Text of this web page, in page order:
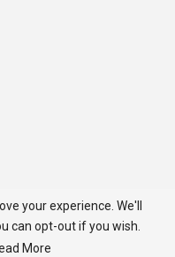
your experience. We'll
can opt-out if you wish.
More